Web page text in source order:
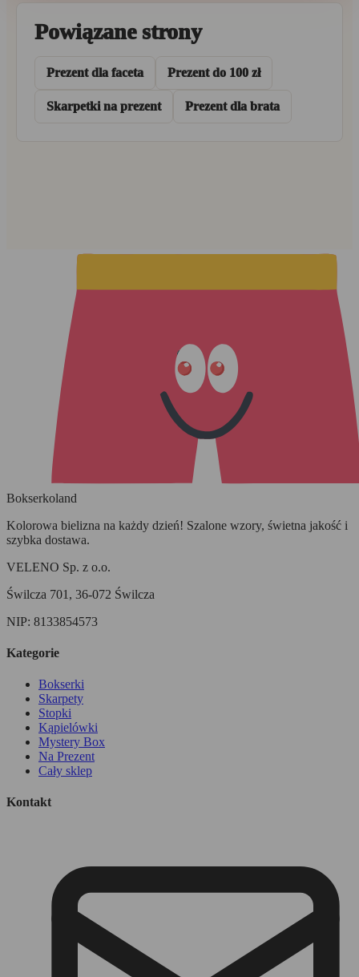
Powiązane strony
Prezent dla faceta Prezent do 100 zł
Skarpetki na prezent Prezent dla brata
Bokserkoland
Kolorowa bielizna na każdy dzień! Szalone wzory, świetna jakość i
szybka dostawa.
VELENO Sp. z o.o.
Świlcza 701, 36-072 Świlcza
NIP: 8133854573
Kategorie
Bokserki
Skarpety
Stopki
Kąpielówki
Mystery Box
Na Prezent
Cały sklep
Kontakt